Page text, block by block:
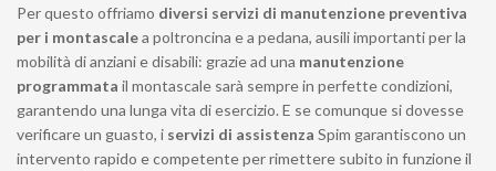
Per questo offriamo diversi servizi di manutenzione preventiva
per i montascalea poltroncina e a pedana, ausili importanti per la
mobilità di anziani e disabili: grazie ad una manutenzione
programmata il montascale sarà sempre in perfette condizioni,
garantendo una lunga vita di esercizio. E se comunque si dovesse
verificare un guasto, i servizi di assistenza Spim garantiscono un
intervento rapido e competente per rimettere subito in funzione il